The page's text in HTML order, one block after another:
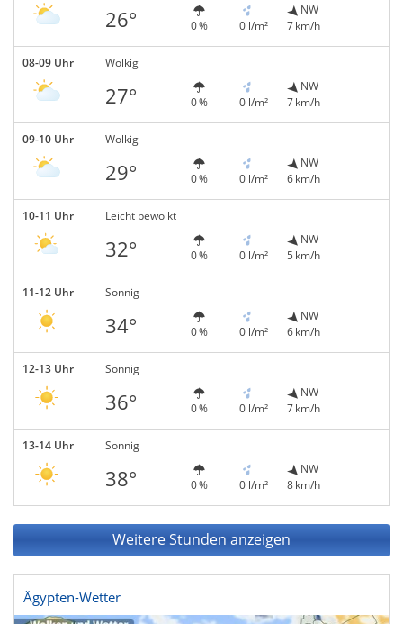
26° 0 % 0 l/m²
NW
7 km/h
08-09 Uhr Wolkig
27° 0 % 0 l/m²
NW
7 km/h
09-10 Uhr Wolkig
29° 0 % 0 l/m²
NW
6 km/h
10-11 Uhr Leicht bewölkt
32° 0 % 0 l/m²
NW
5 km/h
11-12 Uhr Sonnig
34° 0 % 0 l/m²
NW
6 km/h
12-13 Uhr Sonnig
36° 0 % 0 l/m²
NW
7 km/h
13-14 Uhr Sonnig
38° 0 % 0 l/m²
NW
8 km/h
Weitere Stunden anzeigen
Ägypten-Wetter